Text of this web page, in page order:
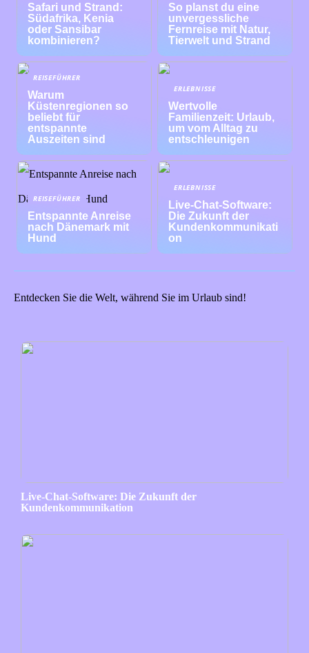
Safari und Strand:
Südafrika, Kenia
oder Sansibar
kombinieren?
So planst du eine
unvergessliche
Fernreise mit Natur,
Tierwelt und Strand
REISEFÜHRER
Warum
Küstenregionen so
beliebt für
entspannte
Auszeiten sind
ERLEBNISSE
Wertvolle
Familienzeit: Urlaub,
um vom Alltag zu
entschleunigen
REISEFÜHRER
Entspannte Anreise
nach Dänemark mit
Hund
ERLEBNISSE
Live-Chat-Software:
Die Zukunft der
Kundenkommunikati
on
Entdecken Sie die Welt, während Sie im Urlaub sind!
Live-Chat-Software: Die Zukunft der
Kundenkommunikation